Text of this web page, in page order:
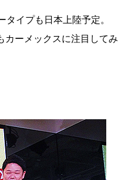
イプも日本上陸予定。
カーメックスに注目してみ